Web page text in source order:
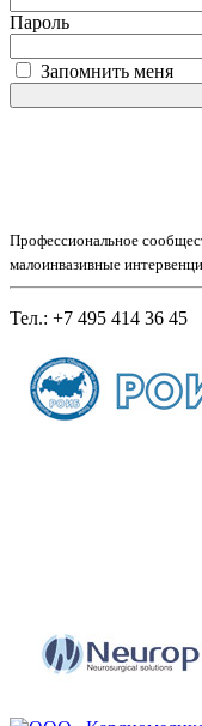
Пароль
Запомнить меня
Профессиональное
малоинвазивные
Тел.: +7 495 414 36 45